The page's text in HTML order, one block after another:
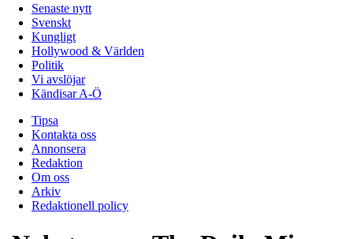
Senaste nytt
Svenskt
Kungligt
Hollywood & Världen
Politik
Vi avslöjar
Kändisar A-Ö
Tipsa
Kontakta oss
Annonsera
Redaktion
Om oss
Arkiv
Redaktionell policy